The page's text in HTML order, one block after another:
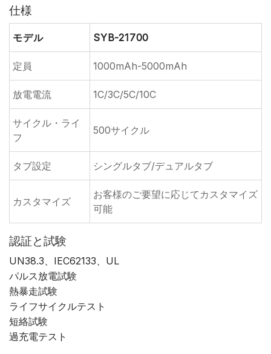
仕様
モデル SYB-21700
定員 1000mAh-5000mAh
放電電流 1C/3C/5C/10C
サイクル・ライ
フ
500サイクル
タブ設定 シングルタブ/デュアルタブ
カスタマイズ
お客様のご要望に応じてカスタマイズ
可能
認証と試験
UN38.3、IEC62133、UL
パルス放電試験
熱暴走試験
ライフサイクルテスト
短絡試験
過充電テスト